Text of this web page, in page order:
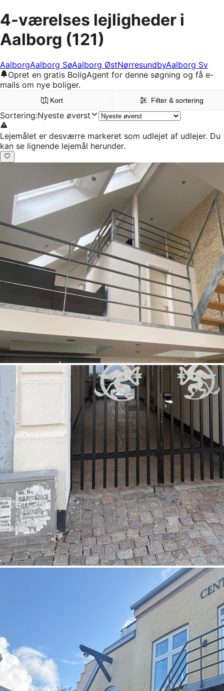
4-værelses lejligheder i
Aalborg (121)
AalborgAalborg SøAalborg ØstNørresundbyAalborg Sv
Opret en gratis BoligAgent for denne søgning og få e-
mails om nye boliger.
Kort Filter & sortering
Sortering:Nyeste øverst
Lejemålet er desværre markeret som udlejet af udlejer. Du
kan se lignende lejemål herunder.